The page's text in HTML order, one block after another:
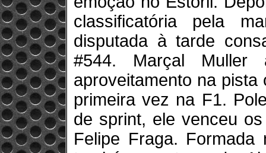
classificatória pela
disputada à tarde
#544. Marçal
aproveitamento na pista
primeira vez na F1.
de sprint, ele venceu
Felipe Fraga.